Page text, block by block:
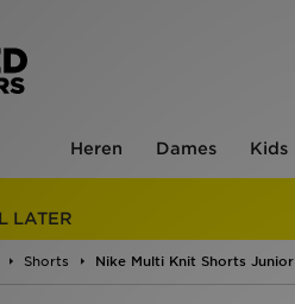
Heren Dames Kids
LATER
Shorts Nike Multi Knit Shorts Junior